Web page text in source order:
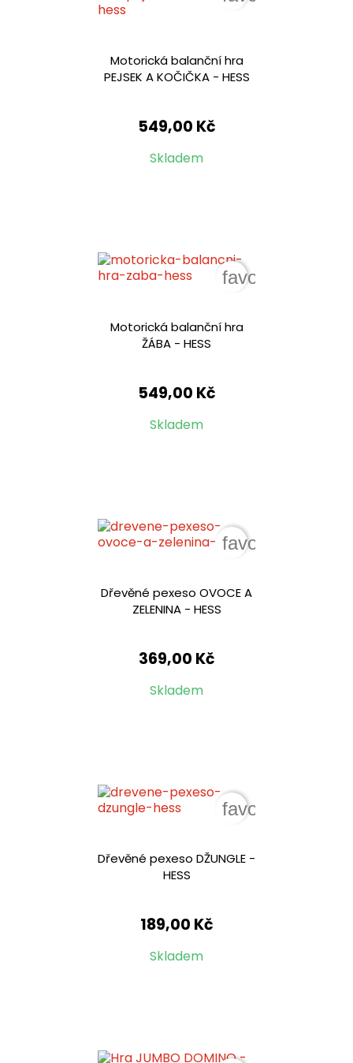
Motorická balanční hra
PEJSEK A KOČIČKA - HESS
549,00 Kč
Skladem
Motorická balanční hra
ŽÁBA - HESS
549,00 Kč
Skladem
favorite_border
Dřevěné pexeso OVOCE A
ZELENINA - HESS
369,00 Kč
Skladem
favorite_border
Dřevěné pexeso DŽUNGLE -
HESS
189,00 Kč
Skladem
favorite_border